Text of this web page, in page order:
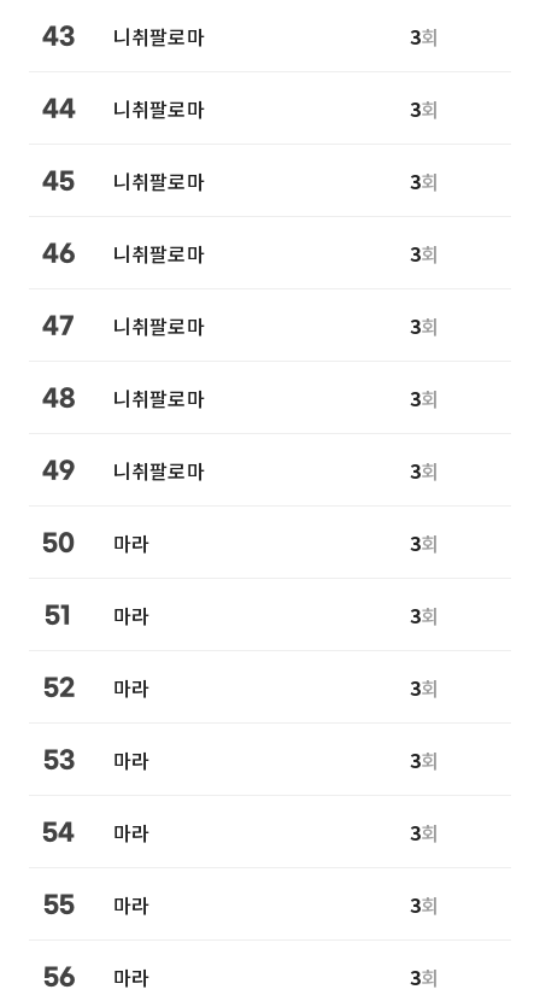
43 니취팔로마 3회
44 니취팔로마 3회
45 니취팔로마 3회
46 니취팔로마 3회
47 니취팔로마 3회
48 니취팔로마 3회
49 니취팔로마 3회
50 마라 3회
51 마라 3회
52 마라 3회
53 마라 3회
54 마라 3회
55 마라 3회
56 마라 3회